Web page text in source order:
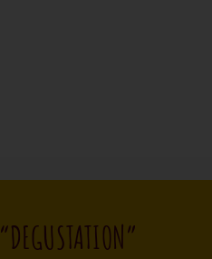
“DEGUSTATION”